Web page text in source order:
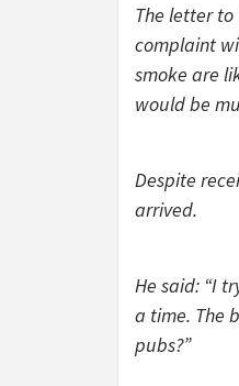
The letter to
complaint
smoke are
would be
Despite
arrived.
He said: “I
a time. The
pubs?”